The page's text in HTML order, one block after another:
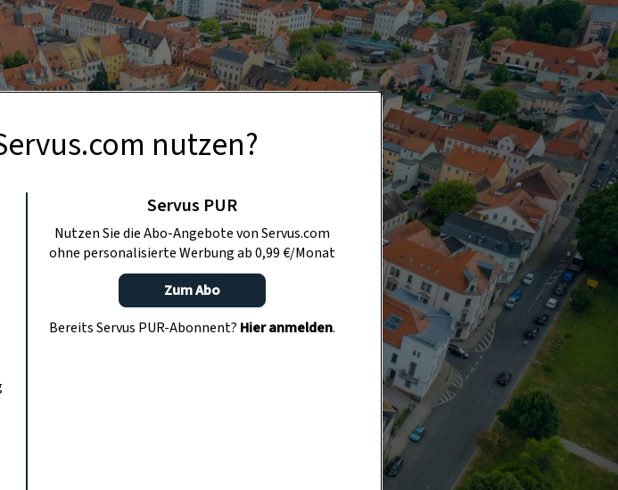
nutzen?
Servus PUR
Nutzen Sie die Abo-Angebote von Servus.com
ohne personalisierte Werbung ab 0,99 €/Monat
Zum Abo
Bereits Servus PUR-Abonnent? Hier anmelden.